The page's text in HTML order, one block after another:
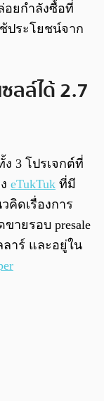
อยกำลังซื้อที่
ประโยชน์จาก
ลล์ได้ 2.7
ง 3 โปรเจกต์ที่
eTukTuk ที่มี
คิดเรื่องการ
ายรอบ presale
ลาร์ และอยู่ใน